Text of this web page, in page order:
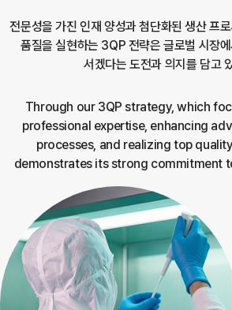
전문성을 가진 인재 양성과 첨단화된 생산 프
품질을실현하는 3QP 전략은 글로벌 시장
서겠다는 도전과 의지를 담고
Through our 3QP strategy, which
professional expertise, enhancing
processes, and realizing top
demonstrates its strong commitment